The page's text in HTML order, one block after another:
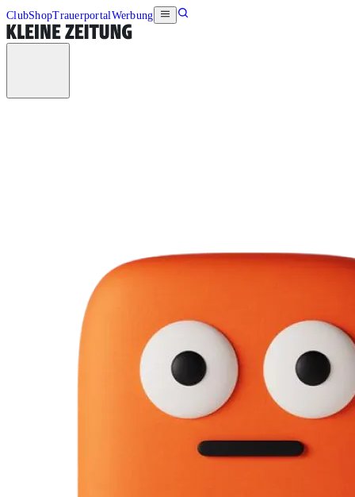
ClubShopTrauerportalWerbung